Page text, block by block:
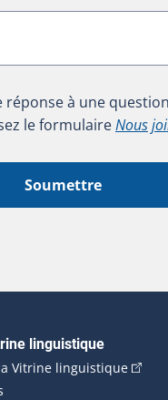
à une
le formulaireNous
Soumettre
linguistique
Vitrine linguistique(Cet